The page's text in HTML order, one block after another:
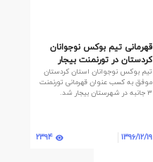
قهرمانی تیم بوکس نوجوانان
کردستان در تورنمنت بیجار
تیم بوکس نوجوانان استان کردستان
موفق به کسب عنوان قهرمانی تورنمنت
۳ جانبه در شهرستان بیجار شد.
1396/12/19
2394